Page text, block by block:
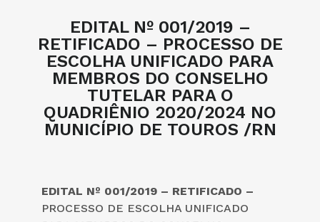
EDITAL Nº 001/2019 –
RETIFICADO – PROCESSO DE
ESCOLHA UNIFICADO PARA
MEMBROS DO CONSELHO
TUTELAR PARA O
QUADRIÊNIO 2020/2024 NO
MUNICÍPIO DE TOUROS /RN
EDITAL Nº 001/2019 – RETIFICADO –
PROCESSO DE ESCOLHA UNIFICADO